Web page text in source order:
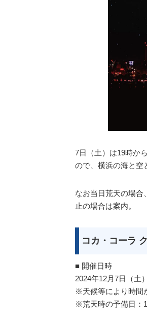
7日（土）は19時か
ので、横浜の海と
なお当日荒天の場合
止の場合は案内。
コカ・コーラ
■ 開催日時
2024年12月7日（土
※天候等により時間
※荒天時の予備日：